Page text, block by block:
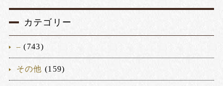
カテゴリー
– (743)
その他 (159)